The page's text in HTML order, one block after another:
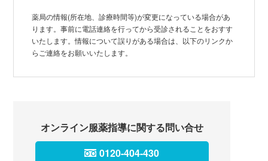
薬局の情報(所在地、診療時間等)が変更になっている場合があ
ります。事前に電話連絡を行ってから受診されることをおすす
いたします。情報について誤りがある場合は、以下のリンクか
らご連絡をお願いいたします。
オンライン服薬指導に関する問い合せ
0120-404-430